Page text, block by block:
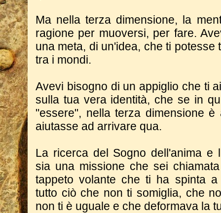
Ma nella terza dimensione, la
ragione per muoversi, per fare.
una meta, di un'idea, che ti potesse
tra i mondi.
Avevi bisogno di un appiglio che ti
sulla tua vera identità, che se in
"essere", nella terza dimensione
aiutasse ad arrivare qua.
La ricerca del Sogno dell'anima e
sia una missione che sei
tappeto volante che ti ha spinta
tutto ciò che non ti somiglia, che
non ti è uguale e che deformava la